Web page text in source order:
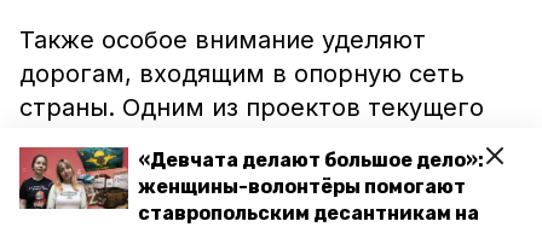
«Девчата делают большое дело»:
женщины-волонтёры помогают
ставропольским десантникам на
Также особое внимание уделяют
дорогам, входящим в опорную сеть
страны. Одним из проектов текущего
годастал ремонт
Ставрополь — Изобильный —
Новоалександровск —